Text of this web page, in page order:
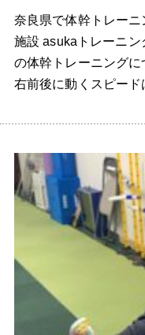
奈良県で体幹トレー
施設 asukaトレーニ
の体幹トレーニング
右前後に動くスピー